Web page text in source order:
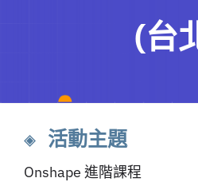
(台
◈ 活動主題
Onshape 進階課程